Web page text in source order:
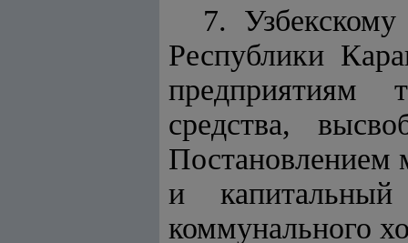
7.
Республики
предприятиям
средства,
Постановлением
и
коммунального